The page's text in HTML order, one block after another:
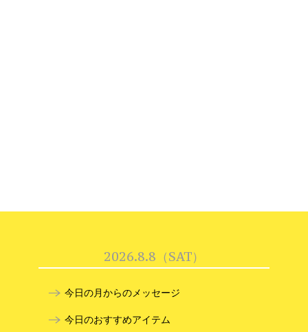
2026.8.8（SAT）
今日の月からのメッセージ
今日のおすすめアイテム